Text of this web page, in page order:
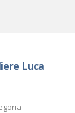
Luca